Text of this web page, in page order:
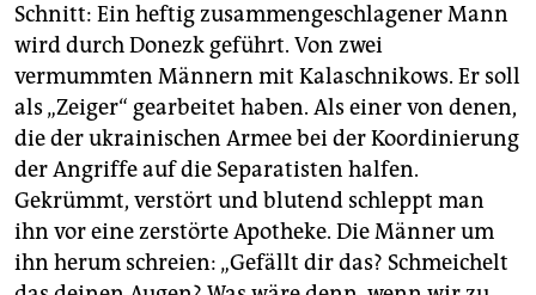
Schnitt: Ein heftig zusammengeschlagener Mann
wird durch Donezk geführt. Von zwei
vermummten Männern mit Kalaschnikows. Er soll
als „Zeiger“ gearbeitet haben. Als einer von denen,
die der ukrainischen Armee bei der Koordinierung
der Angriffe auf die Separatisten halfen.
Gekrümmt, verstört und blutend schleppt man
ihn vor eine zerstörte Apotheke. Die Männer um
ihn herum schreien: „Gefällt dir das? Schmeichelt